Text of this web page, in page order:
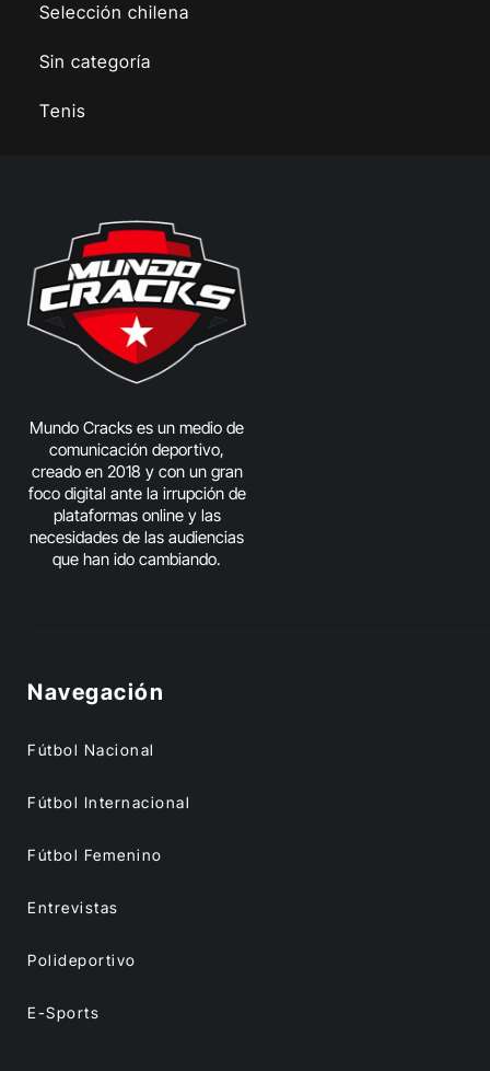
Selección chilena
Sin categoría
Tenis
Mundo Cracks es un medio de
comunicación deportivo,
creado en 2018 y con un gran
foco digital ante la irrupción de
plataformas online y las
necesidades de las audiencias
que han ido cambiando.
Navegación
Fútbol Nacional
Fútbol Internacional
Fútbol Femenino
Entrevistas
Polideportivo
E-Sports